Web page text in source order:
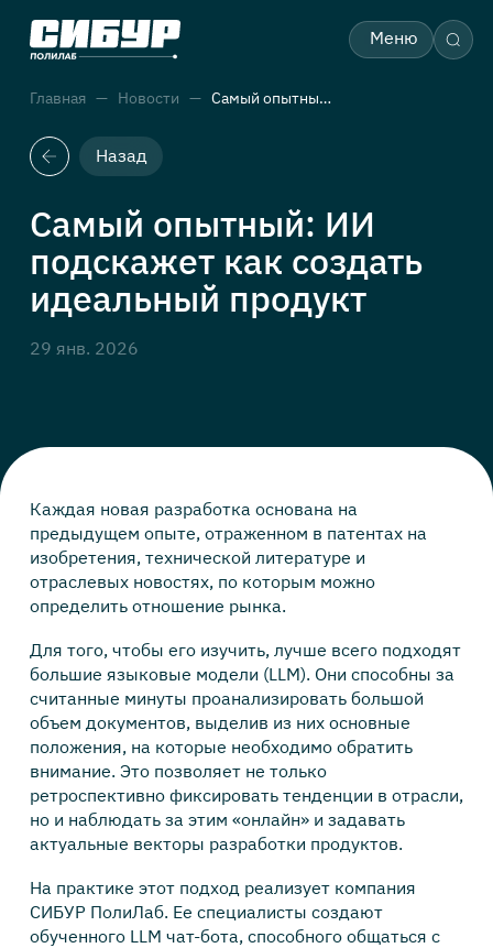
Меню
Главная Новости Самый опытный: ИИ подскажет как создать идеальный продукт
Назад
Самый опытный: ИИ
подскажет как создать
идеальный продукт
29 янв. 2026
Каждая новая разработка основана на
предыдущем опыте, отраженном в патентах на
изобретения, технической литературе и
отраслевых новостях, по которым можно
определить отношение рынка.
Для того, чтобы его изучить, лучше всего подходят
большие языковые модели (LLM). Они способны за
считанные минуты проанализировать большой
объем документов, выделив из них основные
положения, на которые необходимо обратить
внимание. Это позволяет не только
ретроспективно фиксировать тенденции в отрасли,
но и наблюдать за этим «онлайн» и задавать
актуальные векторы разработки продуктов.
На практике этот подход реализует компания
СИБУР ПолиЛаб. Ее специалисты создают
обученного LLM чат-бота, способного общаться с